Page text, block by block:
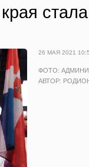
26 МАЯ 2021
ФОТО:
АВТОР: